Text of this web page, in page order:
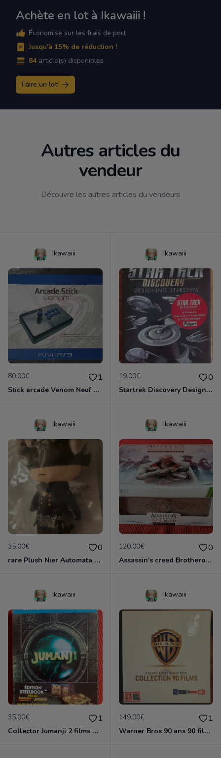
Achète en lot à Ikawaiii !
Économise sur les frais de port
Jusqu'à 15% de réduction !
84 article(s) disponibles
Faire un lot
Autres articles du
vendeur
Découvre les autres articles du vendeurs
Ikawaiii
80.00€ 1
Stick arcade Venom Neuf scellé (100% moddable)
Ikawaiii
19.00€ 0
Startrek Discovery Designing Starships Neuf emballé
Ikawaiii
35.00€ 0
rare Plush Nier Automata YoRHa No. 9 Type S
Ikawaiii
120.00€ 0
Assassin's creed Brotherood CODEX édition Neuf
Ikawaiii
35.00€ 1
Collector Jumanji 2 films + jeu de société Neuf emballé
Ikawaiii
149.00€ 1
Warner Bros 90 ans 90 films Neuf emballé